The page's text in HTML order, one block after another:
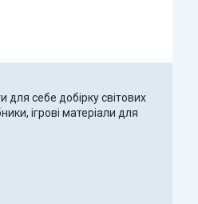
себе добірку світових
ігрові матеріали для